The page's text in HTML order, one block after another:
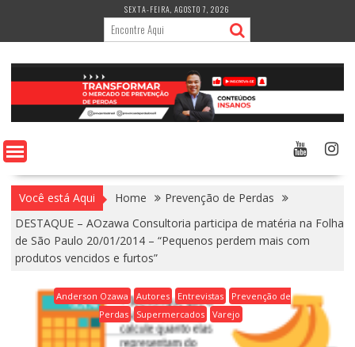
content
SEXTA-FEIRA, AGOSTO 7, 2026
Você está Aqui Home
Prevenção de Perdas
DESTAQUE – AOzawa Consultoria participa de matéria na Folha
de São Paulo 20/01/2014 – “Pequenos perdem mais com
produtos vencidos e furtos”
Anderson Ozawa Autores Entrevistas
Prevenção de
Perdas
Supermercados Varejo